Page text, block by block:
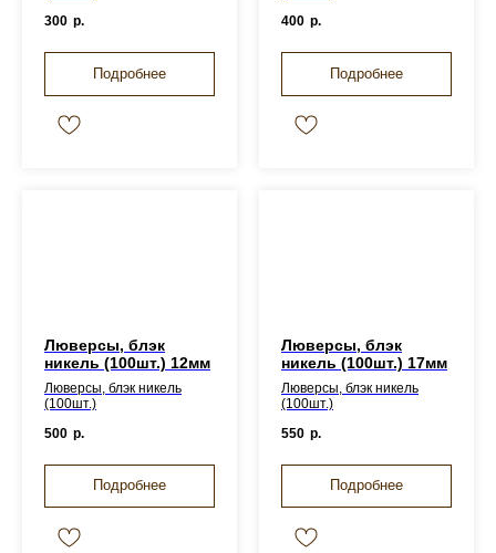
300 р.
Подробнее
400 р.
Подробнее
Люверсы, блэк
никель (100шт.) 12мм
Люверсы, блэк никель
(100шт.)
500 р.
Подробнее
Люверсы, блэк
никель (100шт.) 17мм
Люверсы, блэк никель
(100шт.)
550 р.
Подробнее